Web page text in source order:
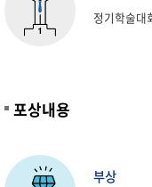
정기학술대
포상내용
부상